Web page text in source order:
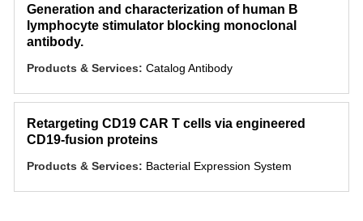
Generation and characterization of human B
lymphocyte stimulator blocking monoclonal
antibody.
Products & Services: Catalog Antibody
Retargeting CD19 CAR T cells via engineered
CD19-fusion proteins
Products & Services: Bacterial Expression System